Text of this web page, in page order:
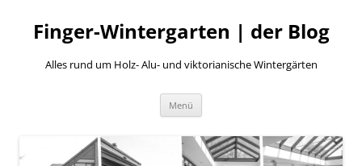
Finger-Wintergarten | der Blog
Alles rund um Holz- Alu- und viktorianische Wintergärten
Menü